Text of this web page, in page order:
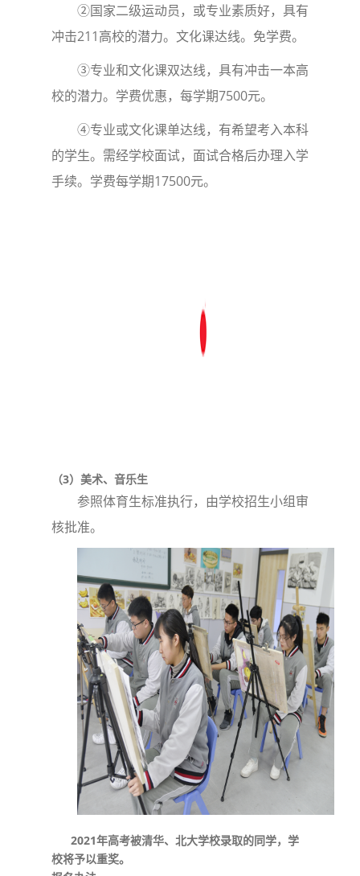
②国家二级运动员，或专业素质好，具有
冲击211高校的潜力。文化课达线。免学费。
③专业和文化课双达线，具有冲击一本高
校的潜力。学费优惠，每学期7500元。
④专业或文化课单达线，有希望考入本科
的学生。需经学校面试，面试合格后办理入学
手续。学费每学期17500元。
（3）美术、音乐生
参照体育生标准执行，由学校招生小组审
核批准。
2021年高考被清华、北大学校录取的同学，学
校将予以重奖。